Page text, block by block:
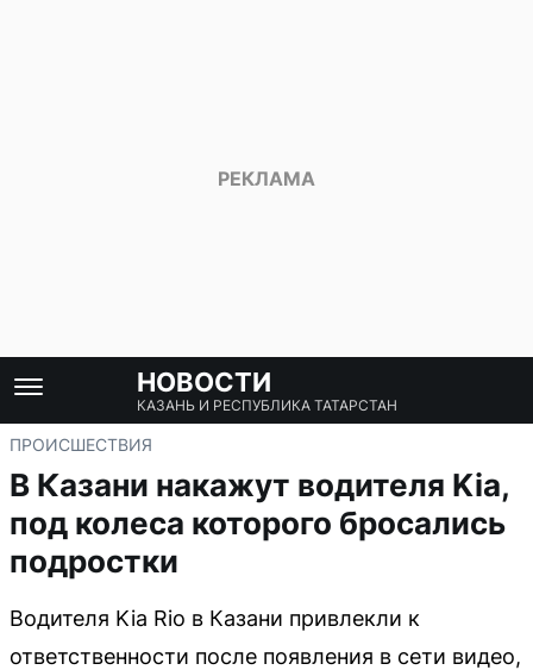
НОВОСТИ
КАЗАНЬ И РЕСПУБЛИКА ТАТАРСТАН
ПРОИСШЕСТВИЯ
В Казани накажут водителя Kia,
под колеса которого бросались
подростки
Водителя Kia Rio в Казани привлекли к
ответственности после появления в сети видео,